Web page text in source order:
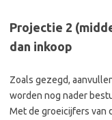
Projectie 2
dan inkoop
Zoals gezegd,
worden nog nader
Met de groeicijfers van